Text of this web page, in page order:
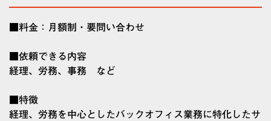
■料金：月額制・要問い合わせ
■依頼できる内容
経理、労務、事務 など
■特徴
経理、労務を中心としたバックオフィス業務に特化したサ